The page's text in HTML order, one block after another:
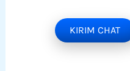
KIRIM CHAT